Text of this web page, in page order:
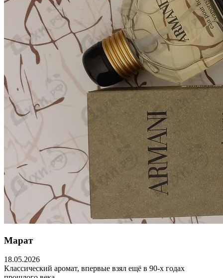
Марат
18.05.2026
Классический аромат, впервые взял ещё в 90-х годах